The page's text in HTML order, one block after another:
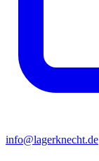
info@lagerknecht.de